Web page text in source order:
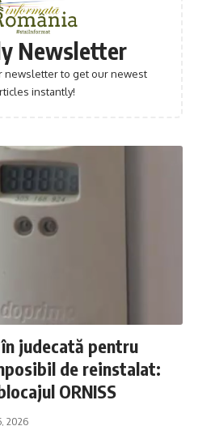
Newsletter
newsletter to get our newest
instantly!
judecată pentru
de reinstalat:
ORNISS
2026